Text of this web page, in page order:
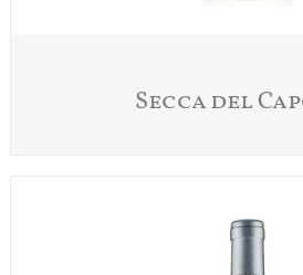
Secca del